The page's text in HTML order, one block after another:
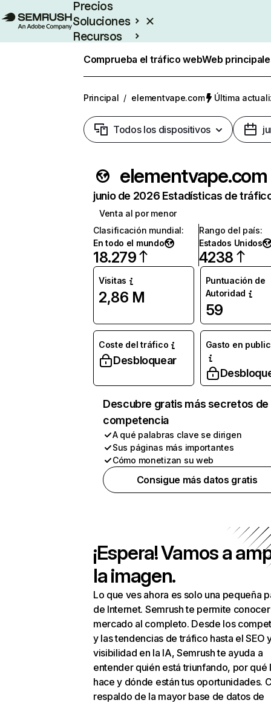
Precios
Soluciones
Recursos
Comprueba el tráfico webWeb
Principal / elementvape.com Última
Todos los dispositivos
elementvape.com
junio de 2026 Estadísticas de
Venta al por menor
Clasificación mundial:
En todo el mundo
18.279
Rango del país:
Estados Unidos
4238
Visitas
2,86 M
Puntuación de
Autoridad
59
Coste del tráfico
Desbloquear
Gasto en
Descubre gratis más secretos de
competencia
A qué palabras clave se dirigen
Sus páginas más importantes
Cómo monetizan su web
Consigue más datos gratis
¡Espera! Vamos a
la imagen.
Lo que ves ahora es solo una pequeña
de Internet. Semrush te permite
mercado al completo. Desde los
y las tendencias de tráfico hasta el SEO
visibilidad en la IA, Semrush te ayuda a
entender quién está triunfando, por qué
hace y dónde están tus oportunidades.
respaldo de la mayor base de datos de